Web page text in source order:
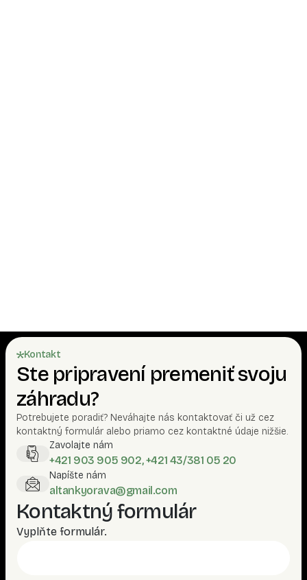
Kontakt
Ste pripravení premeniť svoju
záhradu?
Potrebujete poradiť? Neváhajte nás kontaktovať či už cez
kontaktný formulár alebo priamo cez kontaktné údaje nižšie.
Zavolajte nám
+421 903 905 902, +421 43/381 05 20
Napíšte nám
altankyorava@gmail.com
Kontaktný formulár
Vyplňte formulár.